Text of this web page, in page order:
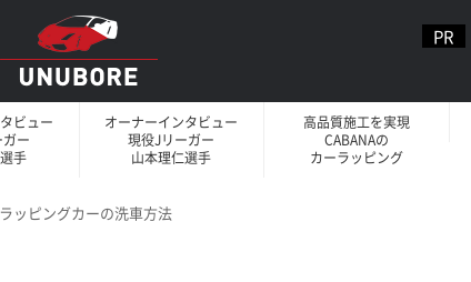
ビュー
ー
手
オーナーインタビュー
現役Jリーガー
山本理仁選手
高品質施工を実現
CABANAの
カーラッピング
ラッピングカーの洗車方法